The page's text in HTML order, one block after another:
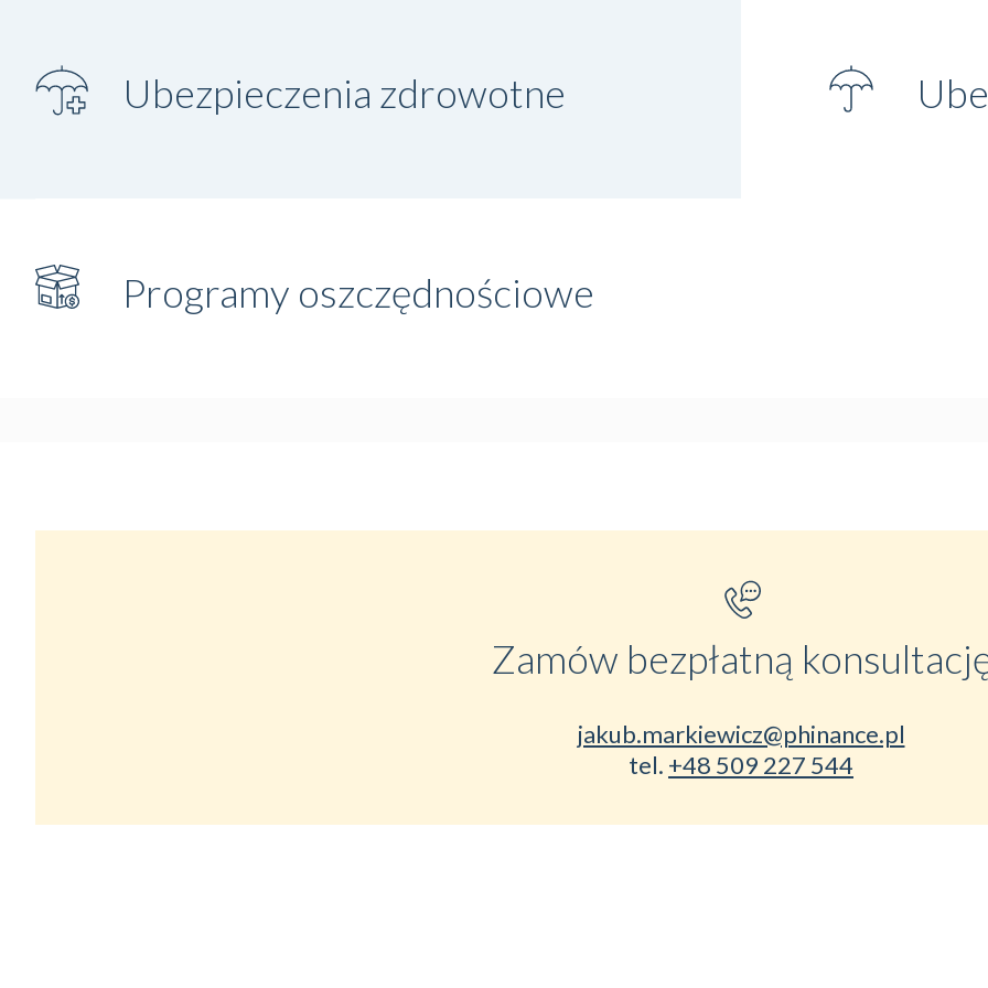
Ubezpieczenia zdrowotne
Programy oszczędnościowe
Zamów bezpłatną
jakub.markiewicz@phinance.pl
tel. +48 509 227 544